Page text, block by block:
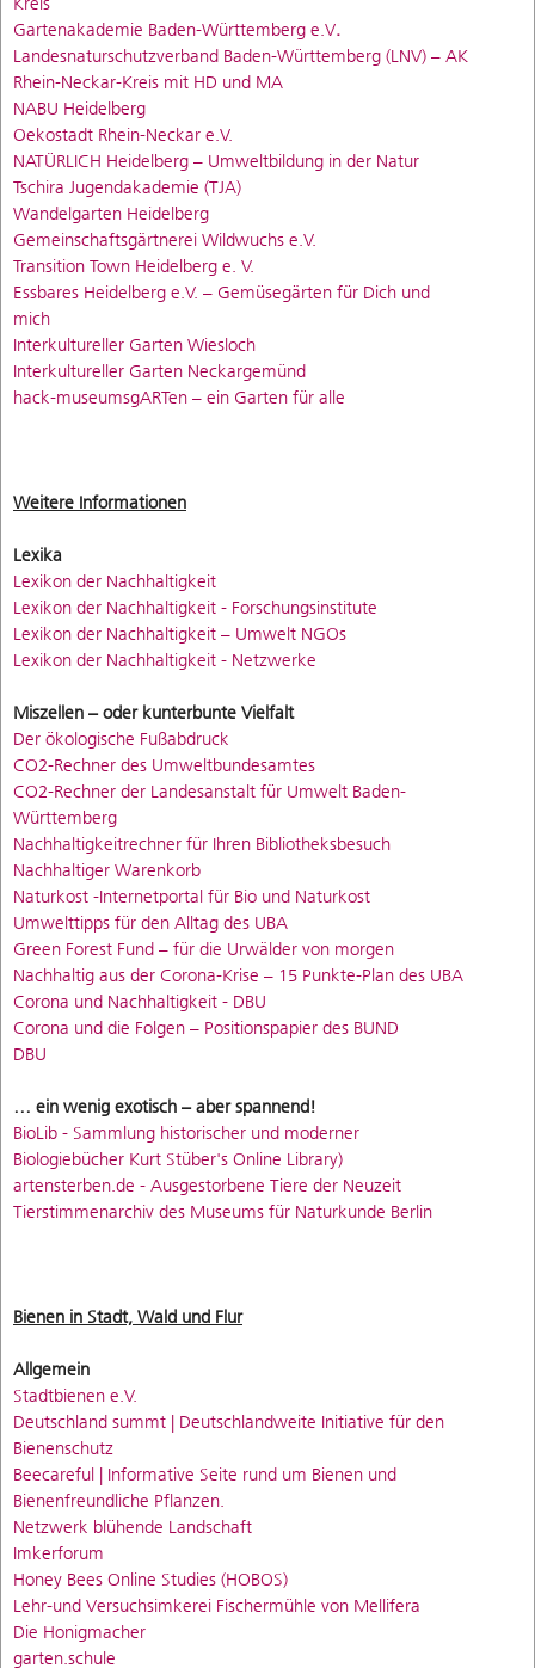
Gartenakademie Baden-Württemberg e.V.
Landesnaturschutzverband Baden-Württemberg (LNV) – AK
Rhein-Neckar-Kreis mit HD und MA
NABU Heidelberg
Oekostadt Rhein-Neckar e.V.
NATÜRLICH Heidelberg – Umweltbildung in der Natur
Tschira Jugendakademie (TJA)
Wandelgarten Heidelberg
Gemeinschaftsgärtnerei Wildwuchs e.V.
Transition Town Heidelberg e. V.
Essbares Heidelberg e.V. – Gemüsegärten für Dich und
mich
Interkultureller Garten Wiesloch
Interkultureller Garten Neckargemünd
hack-museumsgARTen – ein Garten für alle
Weitere Informationen
Lexika
Lexikon der Nachhaltigkeit
Lexikon der Nachhaltigkeit - Forschungsinstitute
Lexikon der Nachhaltigkeit – Umwelt NGOs
Lexikon der Nachhaltigkeit - Netzwerke
Miszellen – oder kunterbunte Vielfalt
Der ökologische Fußabdruck
CO2-Rechner des Umweltbundesamtes
CO2-Rechner der Landesanstalt für Umwelt Baden-
Württemberg
Nachhaltigkeitrechner für Ihren Bibliotheksbesuch
Nachhaltiger Warenkorb
Naturkost -Internetportal für Bio und Naturkost
Umwelttipps für den Alltag des UBA
Green Forest Fund – für die Urwälder von morgen
Nachhaltig aus der Corona-Krise – 15 Punkte-Plan des UBA
Corona und Nachhaltigkeit - DBU
Corona und die Folgen – Positionspapier des BUND
DBU
… ein wenig exotisch – aber spannend!
BioLib - Sammlung historischer und moderner
Biologiebücher Kurt Stüber's Online Library)
artensterben.de - Ausgestorbene Tiere der Neuzeit
Tierstimmenarchiv des Museums für Naturkunde Berlin
Bienen in Stadt, Wald und Flur
Allgemein
Stadtbienen e.V.
Deutschland summt | Deutschlandweite Initiative für den
Bienenschutz
Beecareful | Informative Seite rund um Bienen und
Bienenfreundliche Pflanzen.
Netzwerk blühende Landschaft
Imkerforum
Honey Bees Online Studies (HOBOS)
Lehr-und Versuchsimkerei Fischermühle von Mellifera
Die Honigmacher
garten.schule